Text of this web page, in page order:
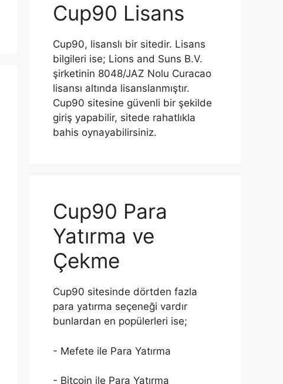
Cup90 Lisans
Cup90, lisanslı bir sitedir. Lisans
bilgileri ise; Lions and Suns B.V.
şirketinin 8048/JAZ Nolu Curacao
lisansı altında lisanslanmıştır.
Cup90 sitesine güvenli bir şekilde
giriş yapabilir, sitede rahatlıkla
bahis oynayabilirsiniz.
Cup90 Para
Yatırma ve
Çekme
Cup90 sitesinde dörtden fazla
para yatırma seçeneği vardır
bunlardan en popülerleri ise;
- Mefete ile Para Yatırma
- Bitcoin ile Para Yatırma